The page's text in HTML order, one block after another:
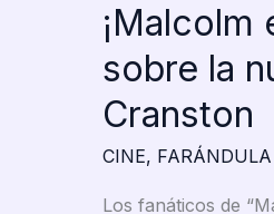
sobre la
Cranston
CINE, FARÁNDULA
Los fanáticos de